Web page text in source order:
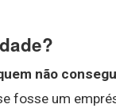
não
fosse um